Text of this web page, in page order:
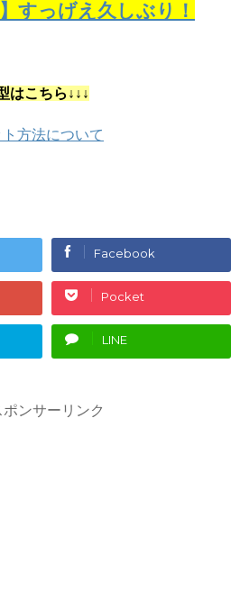
すっげえ久しぶり！
はこちら↓↓↓
方法について
Facebook
Pocket
LINE
ポンサーリンク